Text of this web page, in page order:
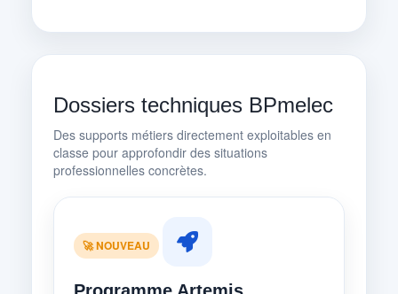
Dossiers techniques BPmelec
Des supports métiers directement exploitables en
classe pour approfondir des situations
professionnelles concrètes.
🚀 NOUVEAU